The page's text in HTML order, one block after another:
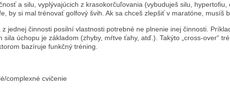
a silu, vyplývajúcich z krasokorčuľovania (vybuduješ silu, hypertofiu,
by si mal trénovať golfový švih. Ak sa chceš zlepšiť v maratóne, musíš
jednej činnosti posilní vlastnosti potrebné ne plnenie inej činnosti.
úchopu je základom (zhyby, mŕtve ťahy, atď.). Takýto „cross-over“
bazíruje funkčný tréning.
complexné cvičenie